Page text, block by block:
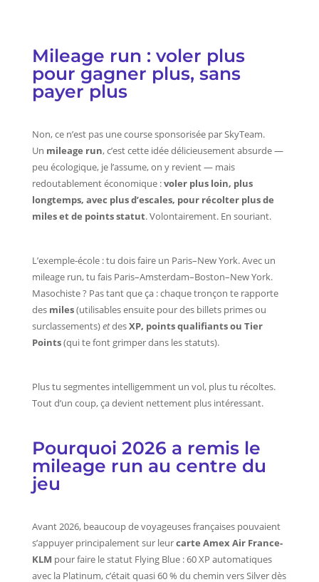
Mileage run : voler plus
pour gagner plus, sans
payer plus
Non, ce n’est pas une course sponsorisée par SkyTeam.
Un mileage run, c’est cette idée délicieusement absurde —
peu écologique, je l’assume, on y revient — mais
redoutablement économique :voler plus loin, plus
longtemps, avec plus d’escales, pour récolter plus de
miles et de points statut. Volontairement. En souriant.
L’exemple-école : tu dois faire un Paris–New York. Avec un
mileage run, tu fais Paris–Amsterdam–Boston–New York.
Masochiste ? Pas tant que ça : chaque tronçon te rapporte
des miles(utilisables ensuite pour des billets primes ou
surclassements)etdesXP, points qualifiants ou Tier
Points(qui te font grimper dans les statuts).
Plus tu segmentes intelligemment un vol, plus tu récoltes.
Tout d’un coup, ça devient nettement plus intéressant.
Pourquoi 2026 a remis le
mileage run au centre du
jeu
Avant 2026, beaucoup de voyageuses françaises pouvaient
s’appuyer principalement sur leurcarte Amex Air France-
KLM pour faire le statut Flying Blue : 60 XP automatiques
avec la Platinum, c’était quasi 60 % du chemin vers Silver dès